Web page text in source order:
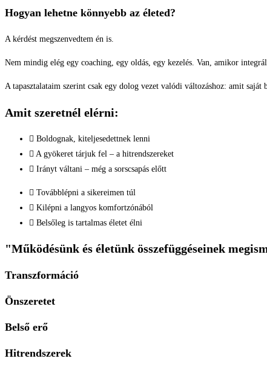
Hogyan lehetne könnyebb az életed?
A kérdést megszenvedtem én is.
Nem mindig elég egy coaching, egy oldás, egy kezelés. Van, amikor
A tapasztalataim szerint csak egy dolog vezet valódi változáshoz: amit
Amit szeretnél elérni:
Boldognak, kiteljesedettnek lenni
A gyökeret tárjuk fel – a hitrendszereket
Irányt váltani – még a sorscsapás előtt
Továbblépni a sikereimen túl
Kilépni a langyos komfortzónából
Belsőleg is tartalmas életet élni
"Működésünk és életünk összefüggéseinek
Transzformáció
Önszeretet
Belső erő
Hitrendszerek